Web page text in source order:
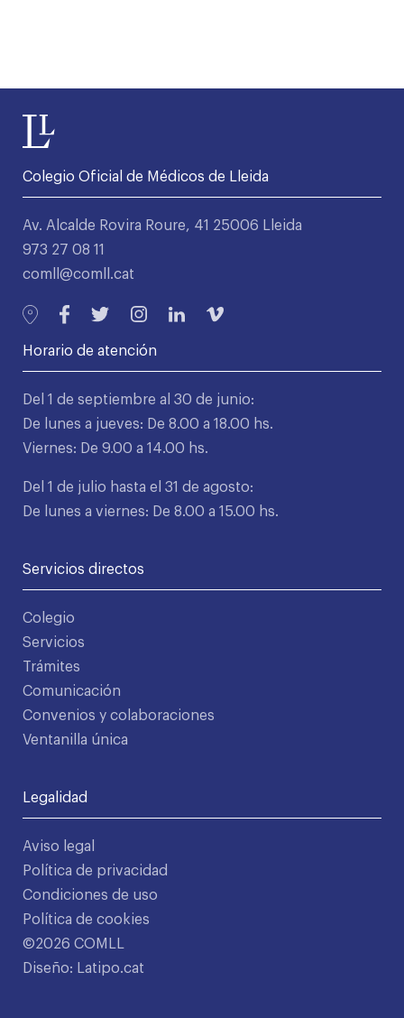
Colegio Oficial de Médicos de Lleida
Av. Alcalde Rovira Roure, 41 25006 Lleida
973 27 08 11
comll@comll.cat
Horario de atención
Del 1 de septiembre al 30 de junio:
De lunes a jueves: De 8.00 a 18.00 hs.
Viernes: De 9.00 a 14.00 hs.
Del 1 de julio hasta el 31 de agosto:
De lunes a viernes: De 8.00 a 15.00 hs.
Servicios directos
Colegio
Servicios
Trámites
Comunicación
Convenios y colaboraciones
Ventanilla única
Legalidad
Aviso legal
Política de privacidad
Condiciones de uso
Política de cookies
©2026 COMLL
Diseño: Latipo.cat